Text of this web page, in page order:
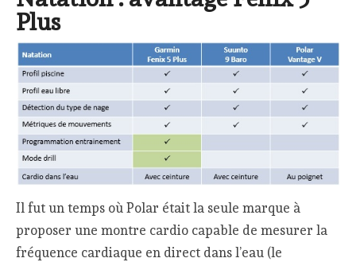
Plus
Il fut un temps où Polar était la seule marque à
proposer une montre cardio capable de mesurer la
fréquence cardiaque en direct dans l’eau (le